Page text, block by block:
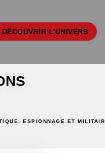
DÉCOUVRIR L'UNIVERS
ESPIONNAGE ET